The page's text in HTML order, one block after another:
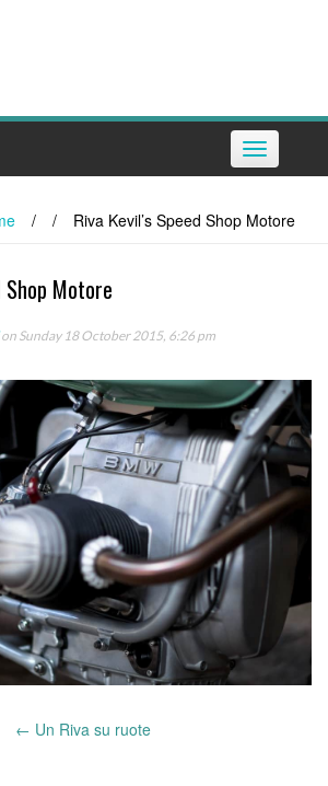
Toggle
navigation
/ / Riva Kevil’s Speed Shop Motore
Shop Motore
on Sunday 18 October 2015, 6:26 pm
← Un Riva su ruote